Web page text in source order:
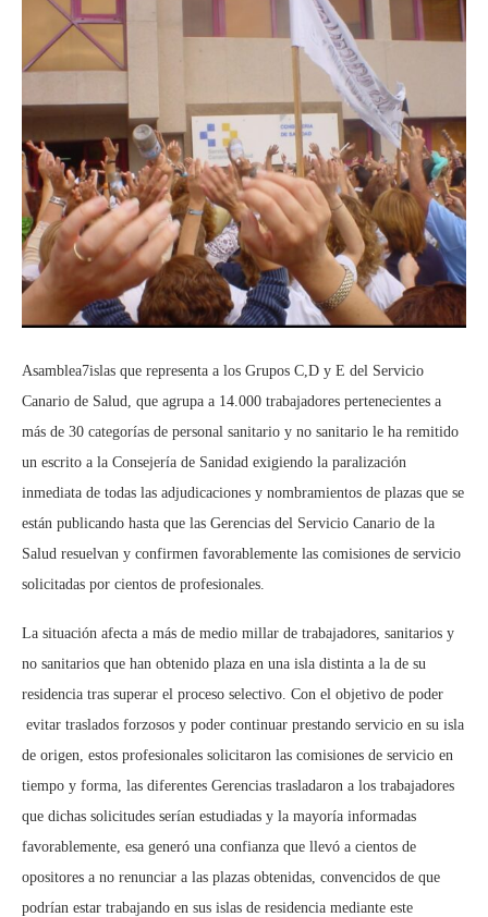
Asamblea7islas que representa a los Grupos C,D y E del Servicio
Canario de Salud, que agrupa a 14.000 trabajadores pertenecientes a
más de 30 categorías de personal sanitario y no sanitario le ha remitido
un escrito a la Consejería de Sanidad exigiendo la paralización
inmediata de todas las adjudicaciones y nombramientos de plazas que se
están publicando hasta que las Gerencias del Servicio Canario de la
Salud resuelvan y confirmen favorablemente las comisiones de servicio
solicitadas por cientos de profesionales.
La situación afecta a más de medio millar de trabajadores , sanitarios y
no sanitarios que han obtenido plaza en una isla distinta a la de su
residencia tras superar el proceso selectivo. Con el objetivo de poder
evitar traslados forzosos y poder continuar prestando servicio en su isla
de origen, estos profesionales solicitaron las comisiones de servicio en
tiempo y forma, las diferentes Gerencias trasladaron a los trabajadores
que dichas solicitudes serían estudiadas y la mayoría informadas
favorablemente, esa generó una confianza que llevó a cientos de
opositores a no renunciar a las plazas obtenidas , convencidos de que
podrían estar trabajando en sus islas de residencia mediante este